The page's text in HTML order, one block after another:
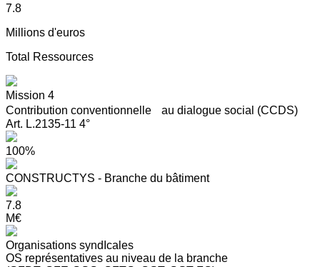
7.8
Millions d'euros
Total Ressources
Mission 4
Contribution conventionnelle au dialogue social (CCDS)
Art. L.2135-11 4°
100%
CONSTRUCTYS - Branche du bâtiment
7.8
M€
Organisations syndIcales
OS représentatives au niveau de la branche